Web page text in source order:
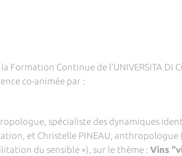
Formation Continue de l’UNIVERSITA DI
co-animée par :
spécialiste des dynamiques
et Christelle PINEAU,
du sensible »), sur le thème : Vins